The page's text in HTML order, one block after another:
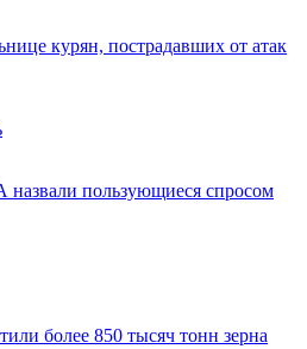
курян, пострадавших от атак
пользующиеся спросом
более 850 тысяч тонн зерна